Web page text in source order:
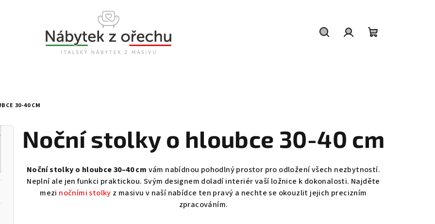
30-40 CM
Noční stolky o hloubce 30-40 cm
Noční stolky o hloubce 30–40 cm vám nabídnou pohodlný prostor pro odložení všech nezbytností.
Neplní ale jen funkci praktickou. Svým designem doladí interiér vaší ložnice k dokonalosti. Najděte
mezi nočními stolky z masivu v naší nabídce ten pravý a nechte se okouzlit jejich precizním
zpracováním.